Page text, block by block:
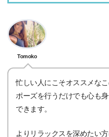
Tomoko
忙しい人にこそオススメな
ポーズを行うだけでも心も
できます。
よりリラックスを深めたい